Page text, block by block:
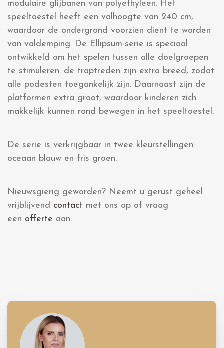
modulaire glijbanen van polyethyleen. Het
speeltoestel heeft een valhoogte van 240 cm,
waardoor de ondergrond voorzien dient te worden
van valdemping. De Ellipsum-serie is speciaal
ontwikkeld om het spelen tussen alle doelgroepen
te stimuleren: de traptreden zijn extra breed, zodat
alle podesten toegankelijk zijn. Daarnaast zijn de
platformen extra groot, waardoor kinderen zich
makkelijk kunnen rond bewegen in het speeltoestel.
De serie is verkrijgbaar in twee kleurstellingen:
oceaan blauw en fris groen.
Nieuwsgierig geworden? Neemt u gerust geheel
vrijblijvend contact met ons op of vraag
een offerte aan.